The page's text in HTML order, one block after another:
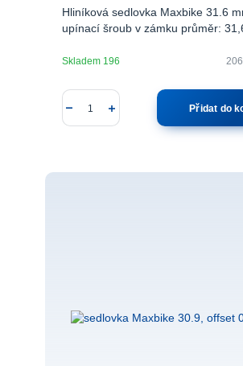
Hliníková sedlovka Maxbike 31.6
upínací šroub v zámku průměr:
Skladem 196
Přidat do